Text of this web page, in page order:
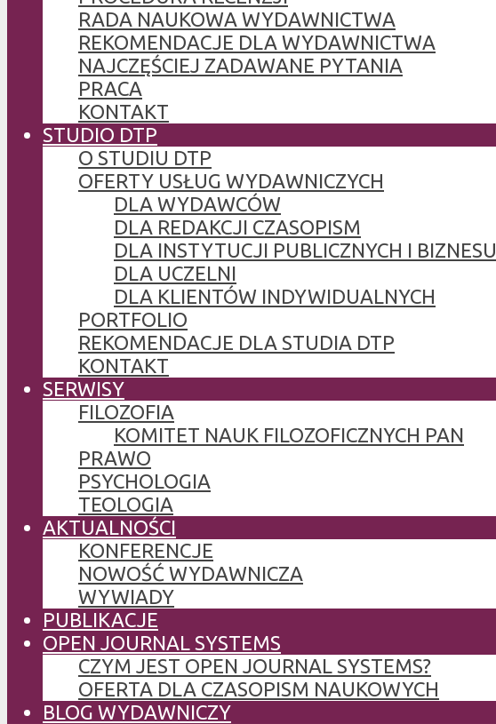
RADA NAUKOWA WYDAWNICTWA
REKOMENDACJE DLA WYDAWNICTWA
NAJCZĘŚCIEJ ZADAWANE PYTANIA
PRACA
KONTAKT
STUDIO DTP
O STUDIU DTP
OFERTY USŁUG WYDAWNICZYCH
DLA WYDAWCÓW
DLA REDAKCJI CZASOPISM
DLA INSTYTUCJI PUBLICZNYCH I BIZNESU
DLA UCZELNI
DLA KLIENTÓW INDYWIDUALNYCH
PORTFOLIO
REKOMENDACJE DLA STUDIA DTP
KONTAKT
SERWISY
FILOZOFIA
KOMITET NAUK FILOZOFICZNYCH PAN
PRAWO
PSYCHOLOGIA
TEOLOGIA
AKTUALNOŚCI
KONFERENCJE
NOWOŚĆ WYDAWNICZA
WYWIADY
PUBLIKACJE
OPEN JOURNAL SYSTEMS
CZYM JEST OPEN JOURNAL SYSTEMS?
OFERTA DLA CZASOPISM NAUKOWYCH
BLOG WYDAWNICZY